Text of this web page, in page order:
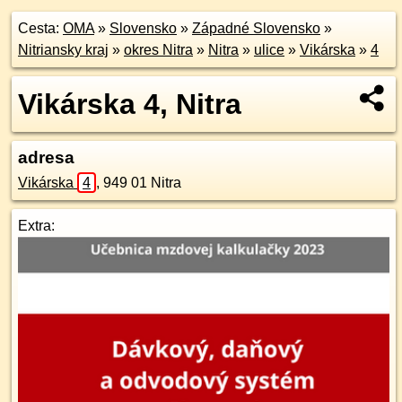
Cesta: OMA» Slovensko » Západné Slovensko »
Nitriansky kraj » okres Nitra » Nitra » ulice » Vikárska » 4
Vikárska 4, Nitra
adresa
Vikárska 4 , 949 01 Nitra
Extra: